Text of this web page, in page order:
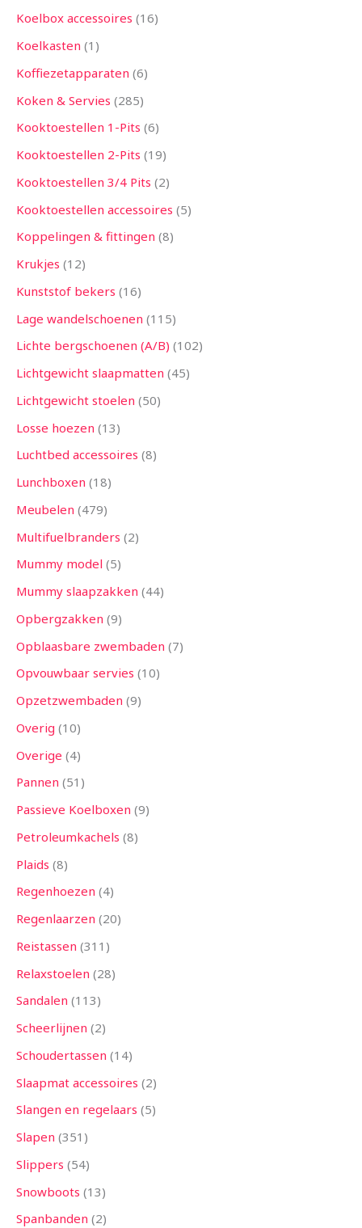
Koelbox accessoires 16
Koelkasten 1
Koffiezetapparaten 6
Koken & Servies 285
Kooktoestellen 1-Pits 6
Kooktoestellen 2-Pits 19
Kooktoestellen 3/4 Pits 2
Kooktoestellen accessoires 5
Koppelingen & fittingen 8
Krukjes 12
Kunststof bekers 16
Lage wandelschoenen 115
Lichte bergschoenen (A/B) 102
Lichtgewicht slaapmatten 45
Lichtgewicht stoelen 50
Losse hoezen 13
Luchtbed accessoires 8
Lunchboxen 18
Meubelen 479
Multifuelbranders 2
Mummy model 5
Mummy slaapzakken 44
Opbergzakken 9
Opblaasbare zwembaden 7
Opvouwbaar servies 10
Opzetzwembaden 9
Overig 10
Overige 4
Pannen 51
Passieve Koelboxen 9
Petroleumkachels 8
Plaids 8
Regenhoezen 4
Regenlaarzen 20
Reistassen 311
Relaxstoelen 28
Sandalen 113
Scheerlijnen 2
Schoudertassen 14
Slaapmat accessoires 2
Slangen en regelaars 5
Slapen 351
Slippers 54
Snowboots 13
Spanbanden 2